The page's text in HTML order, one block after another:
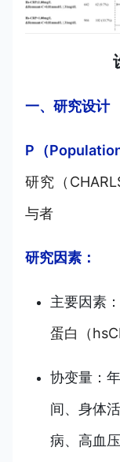
一、研究设计
P（
研究（
与者
研究因素：
主要因素：
蛋白（
协变量：
间、身体
病、高血